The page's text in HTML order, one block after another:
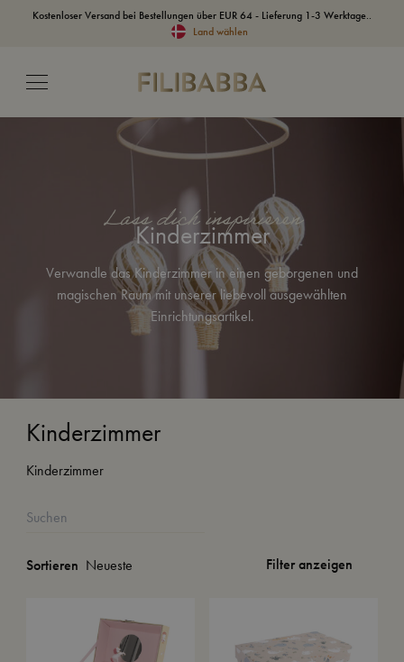
Kostenloser Versand bei Bestellungen über EUR 64 - Lieferung 1-3 Werktage..
Land wählen
Lass dich inspirieren
Kinderzimmer
Verwandle das Kinderzimmer in einen geborgenen und
magischen Raum mit unserer liebevoll ausgewählten
Einrichtungsartikel.
Kinderzimmer
Kinderzimmer
Sortieren Filter anzeigen